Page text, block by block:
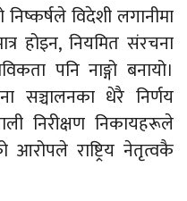
विदेशी लगानीमा
होइन, नियमित संरचना
पनि नाङ्गो बनायो।
सञ्चालनका धेरै निर्णय
निरीक्षण निकायहरूले
आरोपले राष्ट्रिय नेतृत्वकै